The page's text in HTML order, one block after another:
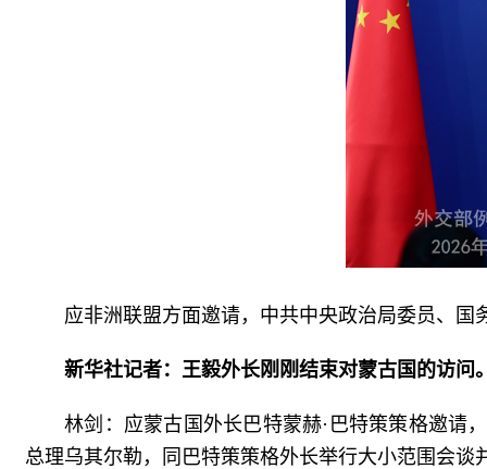
应非洲联盟方面邀请，中共中央政治局委员、
新华社记者：王毅外长刚刚结束对蒙古国的访问
林剑：应蒙古国外长巴特蒙赫·巴特策策格邀请
总理乌其尔勒，同巴特策策格外长举行大小范围会